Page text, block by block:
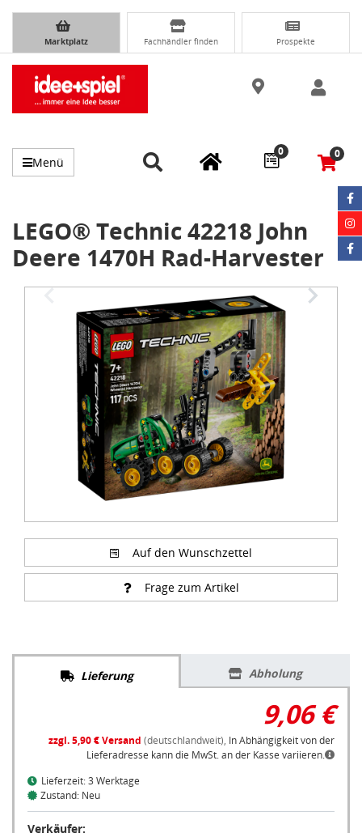
Marktplatz Fachhändler finden Prospekte
Menü
0 0
LEGO® Technic 42218 John
Deere 1470H Rad-Harvester
Auf den Wunschzettel
Frage zum Artikel
Lieferung Abholung
9,06 €
zzgl. 5,90 € Versand (deutschlandweit), In Abhängigkeit von der
Lieferadresse kann die MwSt. an der Kasse variieren.
Lieferzeit: 3 Werktage
Zustand: Neu
Verkäufer: